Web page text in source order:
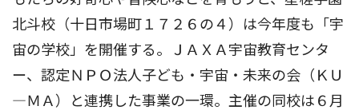
北斗校（十日市場町１７２６の４）は今年度も「宇
宙の学校」を開催する。ＪＡＸＡ宇宙教育センタ
ー、認定ＮＰＯ法人子ども・宇宙・未来の会（ＫＵ
―ＭＡ）と連携した事業の一環。主催の同校は６月